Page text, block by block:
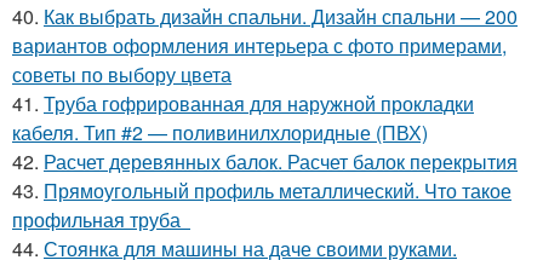
40. Как выбрать дизайн спальни. Дизайн спальни — 200
вариантов оформления интерьера с фото примерами,
советы по выбору цвета
41. Труба гофрированная для наружной прокладки
кабеля. Тип #2 — поливинилхлоридные (ПВХ)
42. Расчет деревянных балок. Расчет балок перекрытия
43. Прямоугольный профиль металлический. Что такое
профильная труба
44. Стоянка для машины на даче своими руками.